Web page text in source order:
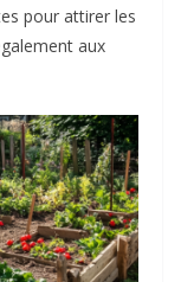
pour attirer les
aux